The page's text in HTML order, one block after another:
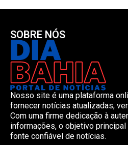
SOBRE NÓS
Nosso site é uma plataforma
fornecer notícias atualizadas,
Com uma firme dedicação à
informações, o objetivo
fonte confiável de notícias.